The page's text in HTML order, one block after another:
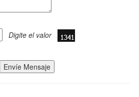
Digite el valor
Envíe Mensaje